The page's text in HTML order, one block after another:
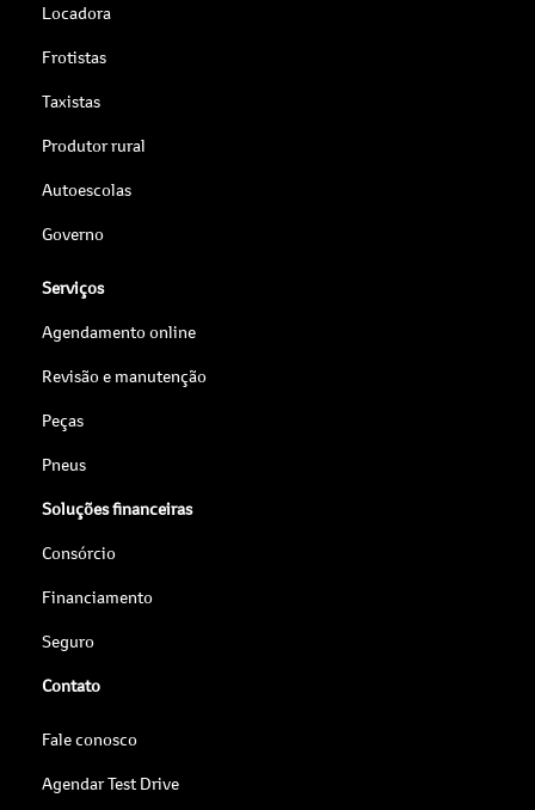
Locadora
Frotistas
Taxistas
Produtor rural
Autoescolas
Governo
Serviços
Agendamento online
Revisão e manutenção
Peças
Pneus
Soluções financeiras
Consórcio
Financiamento
Seguro
Contato
Fale conosco
Agendar Test Drive